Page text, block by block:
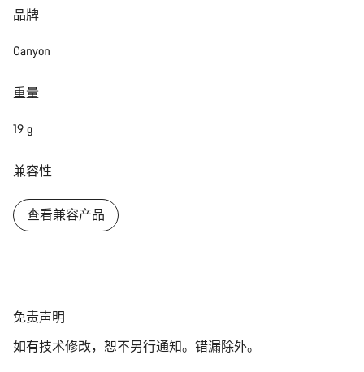
品牌
Canyon
重量
19 g
兼容性
查看兼容产品
免
声
免责声明
如有技术修改，恕不另行通知。错漏除外。